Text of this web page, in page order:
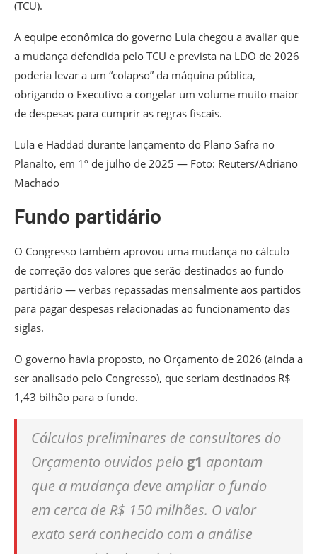
(TCU).
A equipe econômica do governo Lula chegou a avaliar que
a mudança defendida pelo TCU e prevista na LDO de 2026
poderia levar a um “colapso” da máquina pública,
obrigando o Executivo a congelar um volume muito maior
de despesas para cumprir as regras fiscais.
Lula e Haddad durante lançamento do Plano Safra no
Planalto, em 1º de julho de 2025 — Foto: Reuters/Adriano
Machado
Fundo partidário
O Congresso também aprovou uma mudança no cálculo
de correção dos valores que serão destinados ao fundo
partidário — verbas repassadas mensalmente aos partidos
para pagar despesas relacionadas ao funcionamento das
siglas.
O governo havia proposto, no Orçamento de 2026 (ainda a
ser analisado pelo Congresso), que seriam destinados R$
1,43 bilhão para o fundo.
Cálculos preliminares de consultores do
Orçamento ouvidos pelo g1 apontam
que a mudança deve ampliar o fundo
em cerca de R$ 150 milhões. O valor
exato será conhecido com a análise